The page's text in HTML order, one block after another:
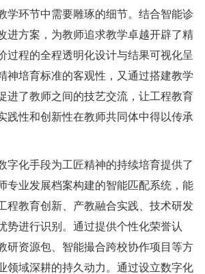
学环节中需要雕琢的细节。结合智能诊
进方案，为教师追求教学卓越开辟了精
过程的全程透明化设计与结果可视化呈
神培育标准的客观性，又通过搭建教学
进了教师之间的技艺交流，让工程教育
践性和创新性在教师共同体中得以传承
化手段为工匠精神的持续培育提供了
专业发展档案构建的智能匹配系统，能
程教育创新、产教融合实践、技术研发
势进行识别。通过提供个性化荣誉认
研资源包、智能撮合跨校协作项目等方
领域深耕的持久动力。通过设立数字化